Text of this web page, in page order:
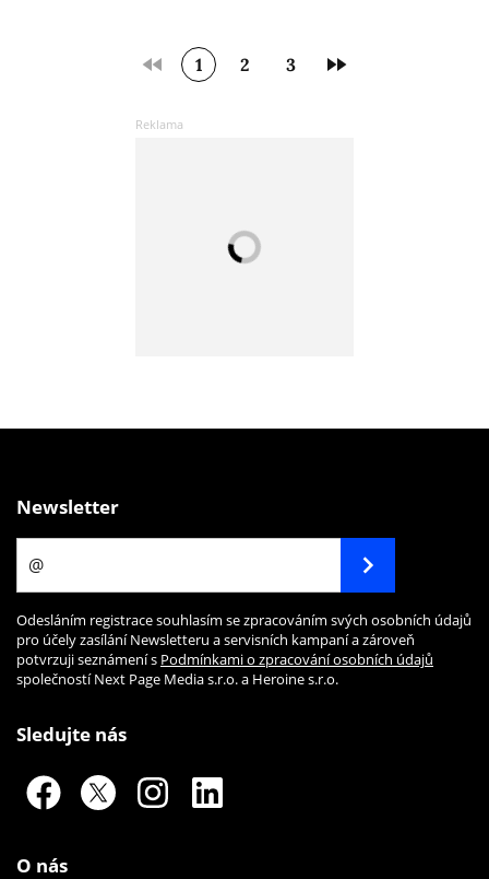
1 2 3
Newsletter
Odesláním registrace souhlasím se zpracováním svých osobních údajů
pro účely zasílání Newsletteru a servisních kampaní a zároveň
potvrzuji seznámení s Podmínkami o zpracování osobních údajů
společností Next Page Media s.r.o. a Heroine s.r.o.
Sledujte nás
O nás